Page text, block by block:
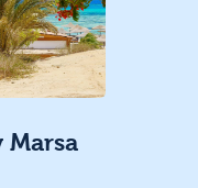
Marsa